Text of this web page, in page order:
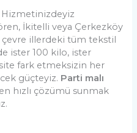
Hizmetinizdeyiz
İkitelli veya Çerkezköy
illerdeki tüm tekstil
ister 100 kilo, ister
fark etmeksizin her
güçteyiz. Parti malı
en hızlı çözümü sunmak